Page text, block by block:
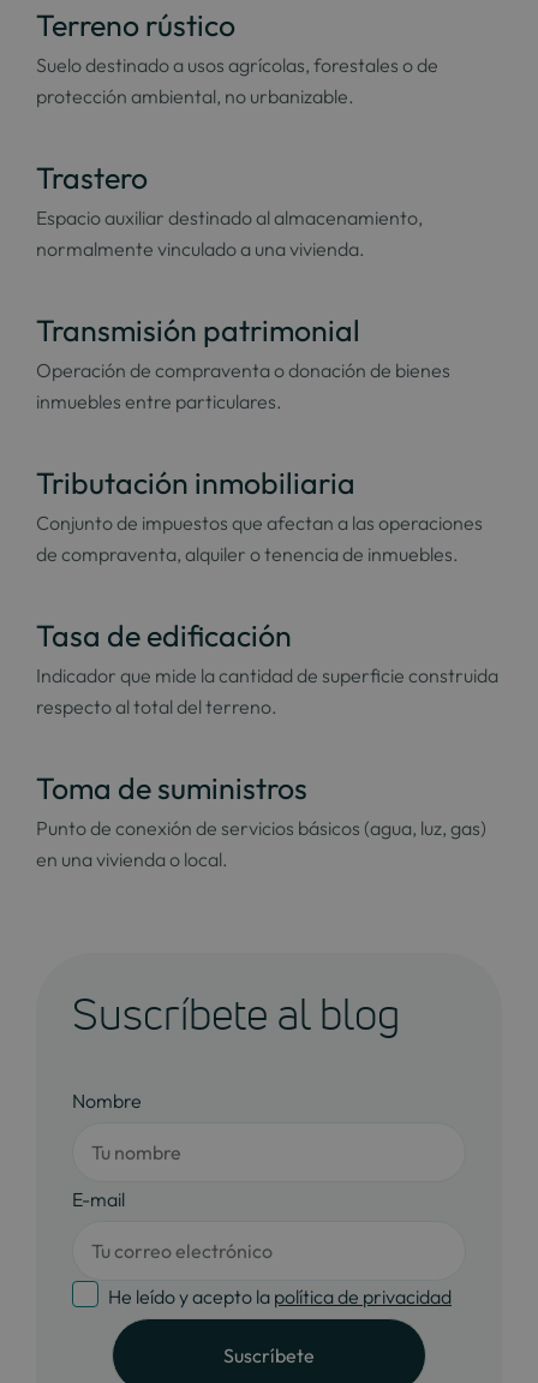
Terreno rústico
Suelo destinado a usos agrícolas, forestales o de
protección ambiental, no urbanizable.
Trastero
Espacio auxiliar destinado al almacenamiento,
normalmente vinculado a una vivienda.
Transmisión patrimonial
Operación de compraventa o donación de bienes
inmuebles entre particulares.
Tributación inmobiliaria
Conjunto de impuestos que afectan a las operaciones
de compraventa, alquiler o tenencia de inmuebles.
Tasa de edificación
Indicador que mide la cantidad de superficie construida
respecto al total del terreno.
Toma de suministros
Punto de conexión de servicios básicos (agua, luz, gas)
en una vivienda o local.
Suscríbete al blog
Nombre
E-mail
He leído y acepto la política de privacidad